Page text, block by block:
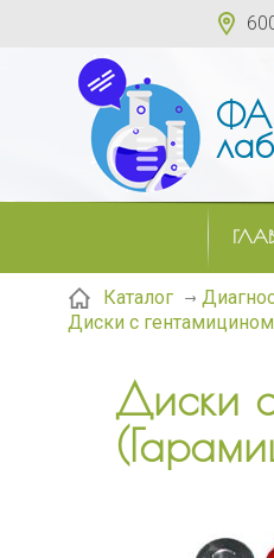
Каталог
Диски с
Диски